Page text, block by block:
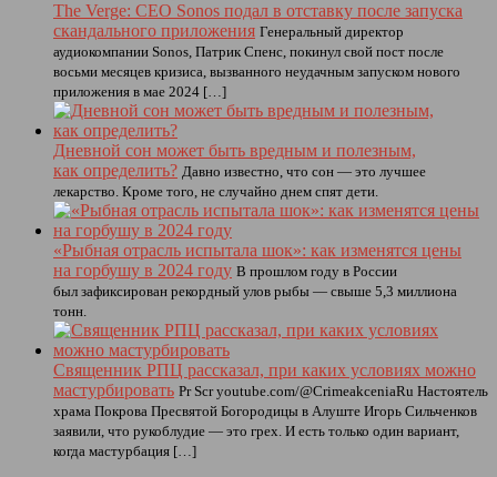
The Verge: CEO Sonos подал в отставку после запуска
скандального приложения Генеральный директор
аудиокомпании Sonos, Патрик Спенс, покинул свой пост после
восьми месяцев кризиса, вызванного неудачным запуском нового
приложения в мае 2024 […]
Дневной сон может быть вредным и полезным,
как определить? Давно известно, что сон — это лучшее
лекарство. Кроме того, не случайно днем спят дети.
«Рыбная отрасль испытала шок»: как изменятся цены
на горбушу в 2024 году В прошлом году в России
был зафиксирован рекордный улов рыбы — свыше 5,3 миллиона
тонн.
Священник РПЦ рассказал, при каких условиях можно
мастурбировать Pr Scr youtube.com/@CrimeakceniaRu Настоятель
храма Покрова Пресвятой Богородицы в Алуште Игорь Сильченков
заявили, что рукоблудие — это грех. И есть только один вариант,
когда мастурбация […]